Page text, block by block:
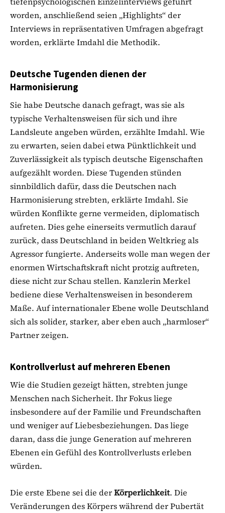
worden, anschließend seien „Highlights“ der
Interviews in repräsentativen Umfragen abgefragt
worden, erklärte Imdahl die Methodik.
Deutsche Tugenden dienen der
Harmonisierung
Sie habe Deutsche danach gefragt, was sie als
typische Verhaltensweisen für sich und ihre
Landsleute angeben würden, erzählte Imdahl. Wie
zu erwarten, seien dabei etwa Pünktlichkeit und
Zuverlässigkeit als typisch deutsche Eigenschaften
aufgezählt worden. Diese Tugenden stünden
sinnbildlich dafür, dass die Deutschen nach
Harmonisierung strebten, erklärte Imdahl. Sie
würden Konflikte gerne vermeiden, diplomatisch
aufreten. Dies gehe einerseits vermutlich darauf
zurück, dass Deutschland in beiden Weltkrieg als
Agressor fungierte. Anderseits wolle man wegen der
enormen Wirtschaftskraft nicht protzig auftreten,
diese nicht zur Schau stellen. Kanzlerin Merkel
bediene diese Verhaltensweisen in besonderem
Maße. Auf internationaler Ebene wolle Deutschland
sich als solider, starker, aber eben auch „harmloser“
Partner zeigen.
Kontrollverlust auf mehreren Ebenen
Wie die Studien gezeigt hätten, strebten junge
Menschen nach Sicherheit. Ihr Fokus liege
insbesondere auf der Familie und Freundschaften
und weniger auf Liebesbeziehungen. Das liege
daran, dass die junge Generation auf mehreren
Ebenen ein Gefühl des Kontrollverlusts erleben
würden.
Die erste Ebene sei die derKörperlichkeit. Die
Veränderungen des Körpers während der Pubertät